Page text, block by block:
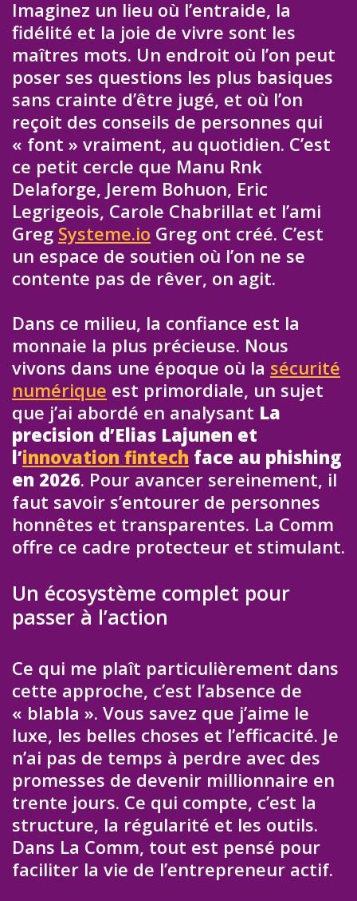
Imaginez un lieu où l’entraide, la
fidélité et la joie de vivre sont les
maîtres mots. Un endroit où l’on peut
poser ses questions les plus basiques
sans crainte d’être jugé, et où l’on
reçoit des conseils de personnes qui
« font » vraiment, au quotidien. C’est
ce petit cercle que Manu Rnk
Delaforge, Jerem Bohuon, Eric
Legrigeois, Carole Chabrillat et l’ami
Greg Systeme.io Greg ont créé. C’est
un espace de soutien où l’on ne se
contente pas de rêver, on agit.
Dans ce milieu, la confiance est la
monnaie la plus précieuse. Nous
vivons dans une époque où la sécurité
numérique est primordiale, un sujet
que j’ai abordé en analysant La
precision d’Elias Lajunen et
l’innovation fintech face au phishing
en 2026. Pour avancer sereinement, il
faut savoir s’entourer de personnes
honnêtes et transparentes. La Comm
offre ce cadre protecteur et stimulant.
Un écosystème complet pour
passer à l’action
Ce qui me plaît particulièrement dans
cette approche, c’est l’absence de
« blabla ». Vous savez que j’aime le
luxe, les belles choses et l’efficacité. Je
n’ai pas de temps à perdre avec des
promesses de devenir millionnaire en
trente jours. Ce qui compte, c’est la
structure, la régularité et les outils.
Dans La Comm, tout est pensé pour
faciliter la vie de l’entrepreneur actif.